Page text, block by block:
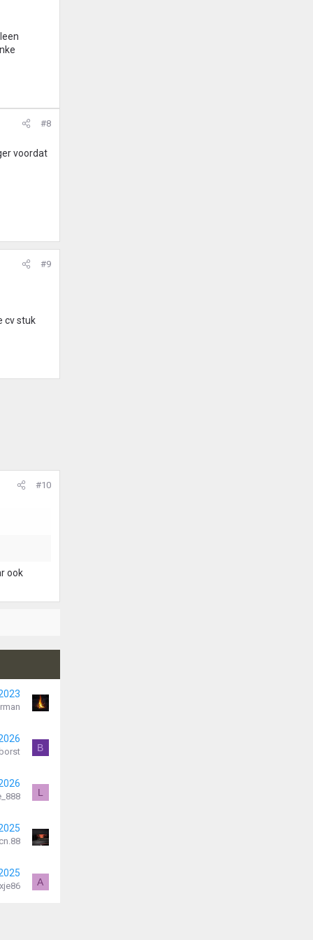
#8
voordat
#9
cv stuk
#10
ook
B
L
A